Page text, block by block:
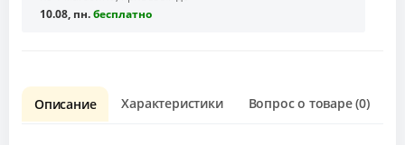
10.08, пн.бесплaтно
Описание Характеристики Вопрос о товаре (0)